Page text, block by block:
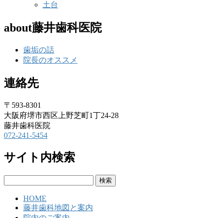
土台
about藤井歯科医院
歯垢の話
院長のオススメ
連絡先
〒593-8301
大阪府堺市西区上野芝町1丁24-28
藤井歯科医院
072-241-5454
サイト内検索
HOME
藤井歯科地図と案内